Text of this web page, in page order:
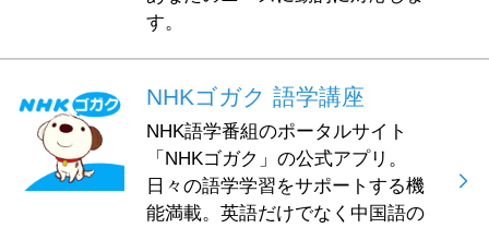
す。
NHKゴガク 語学講座
NHK語学番組のポータルサイト
「NHKゴガク」の公式アプリ。
日々の語学学習をサポートする機
能満載。英語だけでなく中国語の